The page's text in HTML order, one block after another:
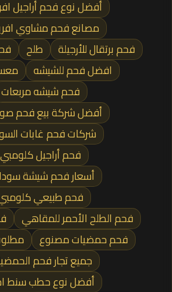
أفضل نوع فحم أراجيل
مصانع فحم مشاوي
فحم برتقال للأرجيلة
طلح
افضل فحم للشيشه
فحم شيشه مربعات
أفضل شركة بيع فحم
شركات فحم غابات
فحم أراجيل كلومبي
أسعار فحم شيشة
فحم طبيعي
فحم الطلح الأحمر للمقاهي
فحم حمضيات مصنوع
جميع تجار فحم
أفضل نوع حطب سنط